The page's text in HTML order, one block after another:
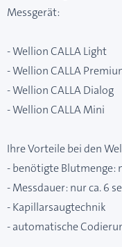
Messgerät:
- Wellion CALLA Light
- Wellion CALLA
- Wellion CALLA Dialog
- Wellion CALLA Mini
Ihre Vorteile bei den
- benötigte Blutmenge:
- Messdauer: nur ca. 6
- Kapillarsaugtechnik
- automatische